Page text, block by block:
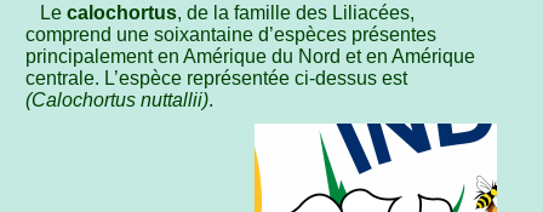
Le calochortus, de la famille des Liliacées,
comprend une soixantaine d’espèces présentes
principalement en Amérique du Nord et en Amérique
centrale. L’espèce représentée ci-dessus est
(Calochortus nuttallii).